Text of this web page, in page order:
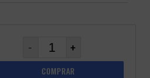
- +
COMPRAR